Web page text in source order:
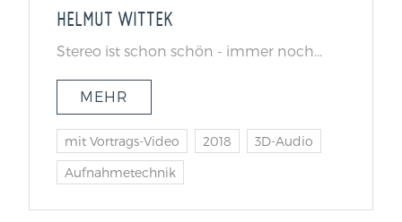
HELMUT WITTEK
Stereo ist schon schön - immer noch...
MEHR
mit Vortrags-Video 2018 3D-Audio
Aufnahmetechnik